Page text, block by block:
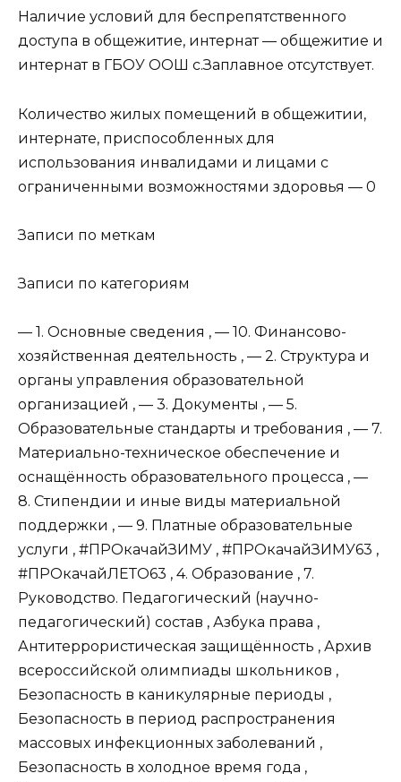
Наличие условий для беспрепятственного
доступа в общежитие, интернат — общежитие и
интернат в ГБОУ ООШ с.Заплавное отсутствует.
Количество жилых помещений в общежитии,
интернате, приспособленных для
использования инвалидами и лицами с
ограниченными возможностями здоровья — 0
Записи по меткам
Записи по категориям
— 1. Основные сведения , — 10. Финансово-
хозяйственная деятельность , — 2. Структура и
органы управления образовательной
организацией , — 3. Документы , — 5.
Образовательные стандарты и требования , — 7.
Материально-техническое обеспечение и
оснащённость образовательного процесса , —
8. Стипендии и иные виды материальной
поддержки , — 9. Платные образовательные
услуги , #ПРОкачайЗИМУ , #ПРОкачайЗИМУ63 ,
#ПРОкачайЛЕТО63 , 4. Образование , 7.
Руководство. Педагогический (научно-
педагогический) состав , Азбука права ,
Антитеррористическая защищённость , Архив
всероссийской олимпиады школьников ,
Безопасность в каникулярные периоды ,
Безопасность в период распространения
массовых инфекционных заболеваний ,
Безопасность в холодное время года ,